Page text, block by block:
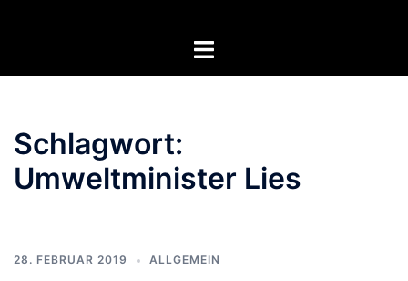
Menü
Schlagwort:
Umweltminister Lies
28. FEBRUAR 2019 ALLGEMEIN